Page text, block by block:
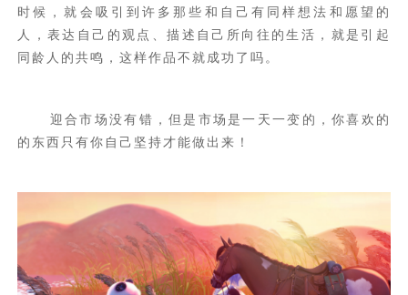
时候，就会吸引到许多那些和自己有同样想法和愿望的
人，表达自己的观点、描述自己所向往的生活，就是引起
同龄人的共鸣，这样作品不就成功了吗。
迎合市场没有错，但是市场是一天一变的，你喜欢的
的东西只有你自己坚持才能做出来！